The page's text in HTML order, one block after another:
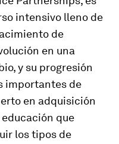
intensivo lleno de
de
en una
y su progresión
importantes de
en adquisición
que
los tipos de